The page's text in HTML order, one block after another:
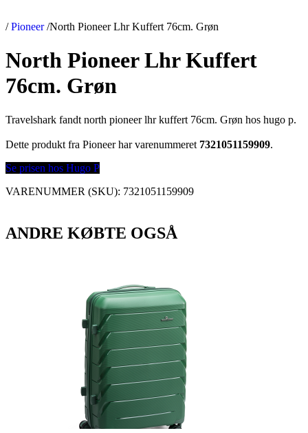
/ Pioneer /North Pioneer Lhr Kuffert 76cm. Grøn
North Pioneer Lhr Kuffert
76cm. Grøn
Travelshark fandt north pioneer lhr kuffert 76cm. Grøn hos hugo p.
Dette produkt fra Pioneer har varenummeret 7321051159909.
Se prisen hos Hugo P
VARENUMMER (SKU): 7321051159909
ANDRE KØBTE OGSÅ